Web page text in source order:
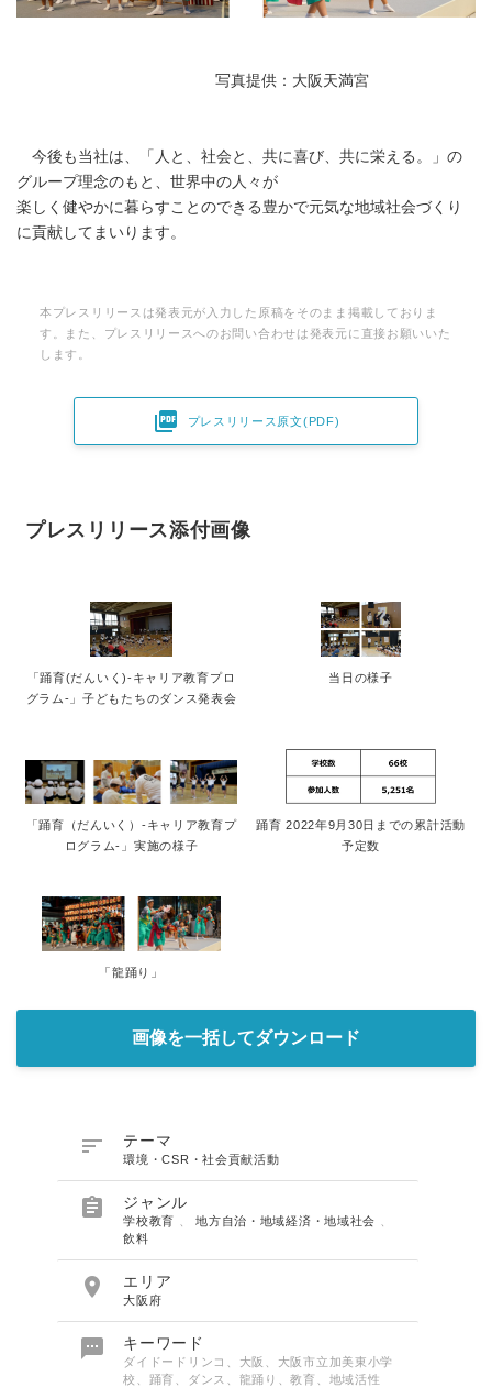
写真提供：大阪天満宮
今後も当社は、「人と、社会と、共に喜び、共に栄える。」の
グループ理念のもと、世界中の人々が
楽しく健やかに暮らすことのできる豊かで元気な地域社会づくり
に貢献してまいります。
本プレスリリースは発表元が入力した原稿をそのまま掲載しておりま
す。また、プレスリリースへのお問い合わせは発表元に直接お願いいた
します。
 プレスリリース原文(PDF)
プレスリリース添付画像
「踊育(だんいく)-キャリア教育プロ
グラム-」子どもたちのダンス発表会
当日の様子
「踊育（だんいく）‐キャリア教育プ
ログラム‐」実施の様子
踊育 2022年9月30日までの累計活動
予定数
「龍踊り」
画像を一括してダウンロード
 テーマ
環境・CSR・社会貢献活動
 ジャンル
学校教育 、地方自治・地域経済・地域社会
飲料
 エリア
大阪府
 キーワード
ダイドードリンコ、大阪、大阪市立加美東小学
校、踊育、ダンス、龍踊り、教育、地域活性